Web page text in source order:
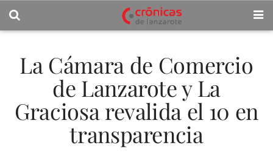
La Cámara de Comercio
de Lanzarote y La
Graciosa revalida el 10 en
transparencia